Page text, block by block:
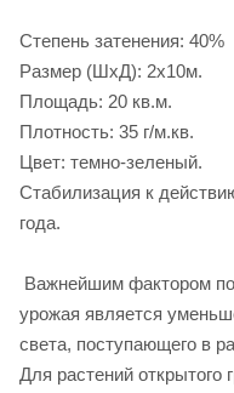
Степень затенения: 40%
Размер (ШхД): 2х10м.
Площадь: 20 кв.м.
Плотность: 35 г/м.кв.
Цвет: темно-зеленый.
Стабилизация к
года.
Важнейшим фактором
урожая является
света, поступающего в
Для растений открытого